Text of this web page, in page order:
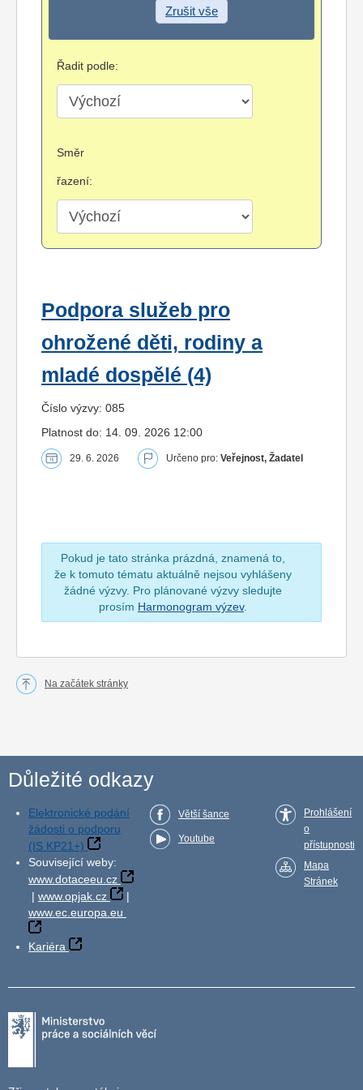
Zrušit vše
Řadit podle:
Směr
řazení:
Podpora služeb pro
ohrožené děti, rodiny a
mladé dospělé (4)
Číslo výzvy: 085
Platnost do: 14. 09. 2026 12:00
29. 6. 2026 Určeno pro: Veřejnost, Žadatel
Pokud je tato stránka prázdná, znamená to,
že k tomuto tématu aktuálně nejsou vyhlášeny
žádné výzvy. Pro plánované výzvy sledujte
prosím Harmonogram výzev.
Na začátek stránky
Důležité odkazy
Elektronické podání
žádosti o podporu
(IS KP21+)
Související weby:
www.dotaceeu.cz
| www.opjak.cz
|
www.ec.europa.eu
Kariéra
Větší šance
Youtube
Prohlášení
o
přístupnosti
Mapa
Stránek